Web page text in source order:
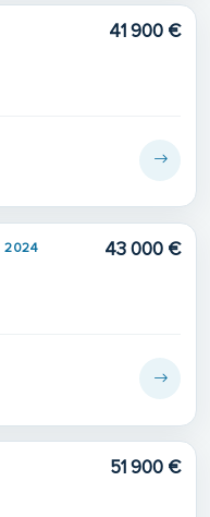
41 900 €
2024 43 000 €
51 900 €